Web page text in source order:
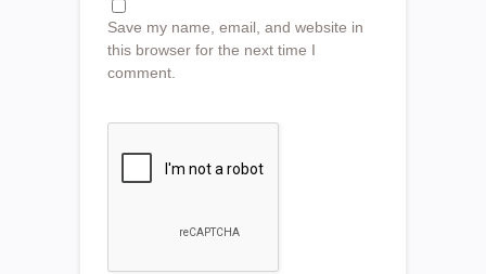
Save my name, email, and website in
this browser for the next time I
comment.